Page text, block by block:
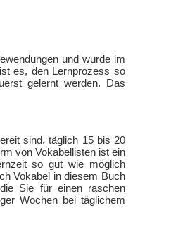
und wurde im
es, den Lernprozess so
gelernt werden. Das
sind, täglich 15 bis 20
von Vokabellisten ist ein
so gut wie möglich
Vokabel in diesem Buch
Sie für einen raschen
Wochen bei täglichem